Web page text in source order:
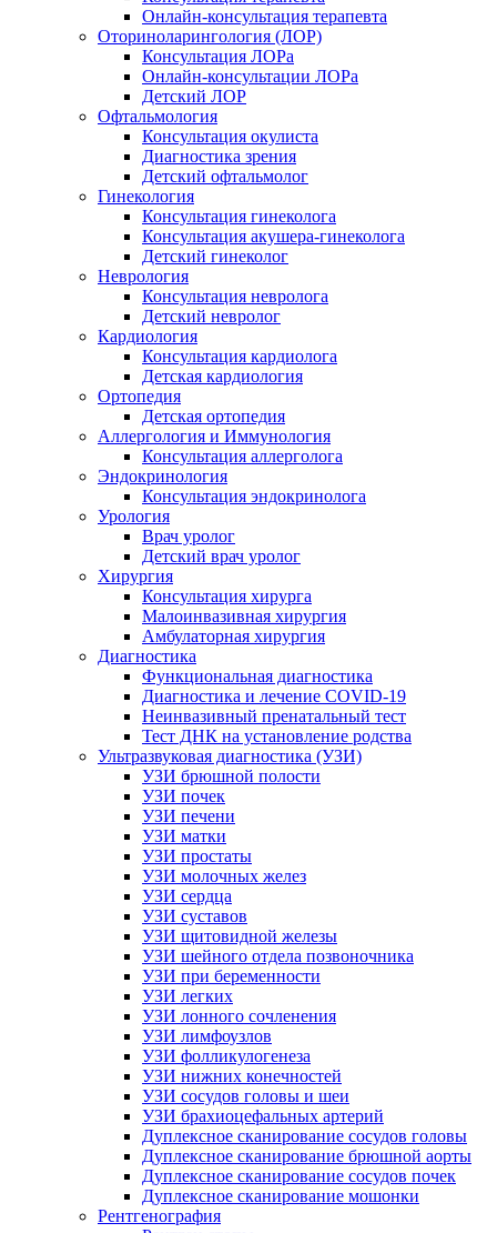
Онлайн-консультация терапевта
Оториноларингология (ЛОР)
Консультация ЛОРа
Онлайн-консультации ЛОРа
Детский ЛОР
Офтальмология
Консультация окулиста
Диагностика зрения
Детский офтальмолог
Гинекология
Консультация гинеколога
Консультация акушера-гинеколога
Детский гинеколог
Неврология
Консультация невролога
Детский невролог
Кардиология
Консультация кардиолога
Детская кардиология
Ортопедия
Детская ортопедия
Аллергология и Иммунология
Консультация аллерголога
Эндокринология
Консультация эндокринолога
Урология
Врач уролог
Детский врач уролог
Хирургия
Консультация хирурга
Малоинвазивная хирургия
Амбулаторная хирургия
Диагностика
Функциональная диагностика
Диагностика и лечение COVID-19
Неинвазивный пренатальный тест
Тест ДНК на установление родства
Ультразвуковая диагностика (УЗИ)
УЗИ брюшной полости
УЗИ почек
УЗИ печени
УЗИ матки
УЗИ простаты
УЗИ молочных желез
УЗИ сердца
УЗИ суставов
УЗИ щитовидной железы
УЗИ шейного отдела позвоночника
УЗИ при беременности
УЗИ легких
УЗИ лонного сочленения
УЗИ лимфоузлов
УЗИ фолликулогенеза
УЗИ нижних конечностей
УЗИ сосудов головы и шеи
УЗИ брахиоцефальных артерий
Дуплексное сканирование сосудов головы
Дуплексное сканирование брюшной аорты
Дуплексное сканирование сосудов почек
Дуплексное сканирование мошонки
Рентгенография